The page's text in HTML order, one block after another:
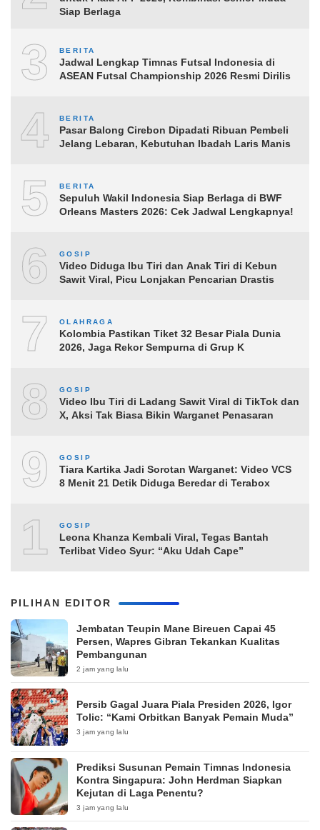
Siap Berlaga
3 BERITA
Jadwal Lengkap Timnas Futsal Indonesia di
ASEAN Futsal Championship 2026 Resmi Dirilis
4 BERITA
Pasar Balong Cirebon Dipadati Ribuan Pembeli
Jelang Lebaran, Kebutuhan Ibadah Laris Manis
5 BERITA
Sepuluh Wakil Indonesia Siap Berlaga di BWF
Orleans Masters 2026: Cek Jadwal Lengkapnya!
6 GOSIP
Video Diduga Ibu Tiri dan Anak Tiri di Kebun
Sawit Viral, Picu Lonjakan Pencarian Drastis
7 OLAHRAGA
Kolombia Pastikan Tiket 32 Besar Piala Dunia
2026, Jaga Rekor Sempurna di Grup K
8 GOSIP
Video Ibu Tiri di Ladang Sawit Viral di TikTok dan
X, Aksi Tak Biasa Bikin Warganet Penasaran
9 GOSIP
Tiara Kartika Jadi Sorotan Warganet: Video VCS
8 Menit 21 Detik Diduga Beredar di Terabox
10
GOSIP
Leona Khanza Kembali Viral, Tegas Bantah
Terlibat Video Syur: “Aku Udah Cape”
PILIHAN EDITOR
Jembatan Teupin Mane Bireuen Capai 45
Persen, Wapres Gibran Tekankan Kualitas
Pembangunan
2 jam yang lalu
Persib Gagal Juara Piala Presiden 2026, Igor
Tolic: “Kami Orbitkan Banyak Pemain Muda”
3 jam yang lalu
Prediksi Susunan Pemain Timnas Indonesia
Kontra Singapura: John Herdman Siapkan
Kejutan di Laga Penentu?
3 jam yang lalu